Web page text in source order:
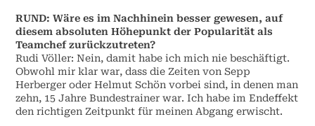
RUND: Wäre es im Nachhinein besser gewesen, auf
diesem absoluten Höhepunkt der Popularität als
Teamchef zurückzutreten?
Rudi Völler: Nein, damit habe ich mich nie beschäftigt.
Obwohl mir klar war, dass die Zeiten von Sepp
Herberger oder Helmut Schön vorbei sind, in denen man
zehn, 15 Jahre Bundestrainer war. Ich habe im Endeffekt
den richtigen Zeitpunkt für meinen Abgang erwischt.